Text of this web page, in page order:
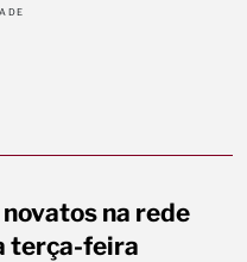
na rede
terça-feira